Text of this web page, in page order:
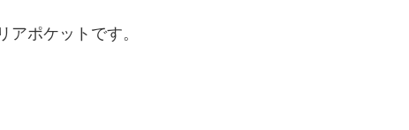
アポケットです。